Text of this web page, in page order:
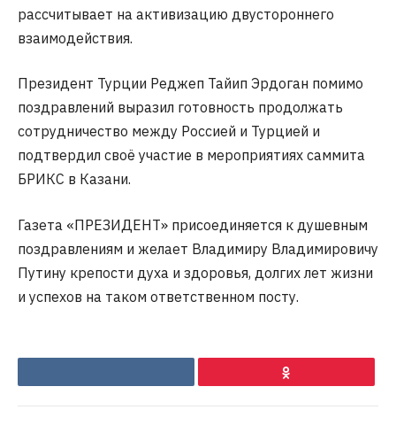
рассчитывает на активизацию двустороннего
взаимодействия.
Президент Турции Реджеп Тайип Эрдоган помимо
поздравлений выразил готовность продолжать
сотрудничество между Россией и Турцией и
подтвердил своё участие в мероприятиях саммита
БРИКС в Казани.
Газета «ПРЕЗИДЕНТ» присоединяется к душевным
поздравлениям и желает Владимиру Владимировичу
Путину крепости духа и здоровья, долгих лет жизни
и успехов на таком ответственном посту.
Ok